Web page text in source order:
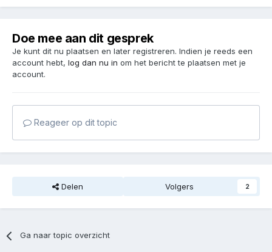
Doe mee aan dit gesprek
Je kunt dit nu plaatsen en later registreren. Indien je reeds een
account hebt, log dan nu in om het bericht te plaatsen met je
account.
Reageer op dit topic
Delen Volgers 2
Ga naar topic overzicht